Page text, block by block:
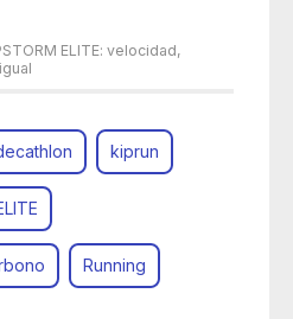
ELITE: velocidad,
kiprun
Running